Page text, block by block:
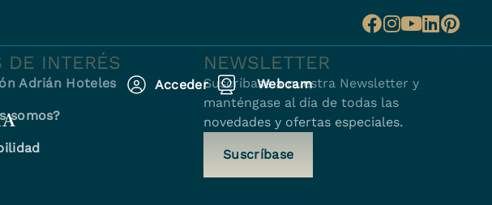
Acceder Webcam
DE INTERÉS
Adrián Hoteles
somos?
NEWSLETTER
Suscríbase a nuestra Newsletter y
manténgase al día de todas las
novedades y ofertas especiales.
Suscríbase